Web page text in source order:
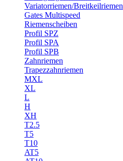
Variatorriemen/Breitkeilriemen
Gates Multispeed
Riemenscheiben
Profil SPZ
Profil SPA
Profil SPB
Zahnriemen
Trapezzahnriemen
MXL
XL
L
H
XH
T2.5
T5
T10
AT5